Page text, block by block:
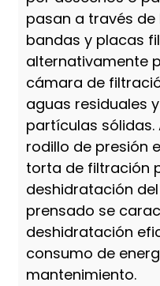
pasan a través de
bandas y placas
alternativamente
cámara de
aguas residuales
partículas sólidas.
rodillo de presión
torta de filtración
deshidratación
prensado se
deshidratación
consumo de
mantenimiento.